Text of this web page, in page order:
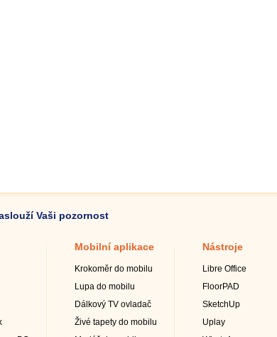
Vaši pozornost
Mobilní aplikace
Krokoměr do mobilu
Lupa do mobilu
Dálkový TV ovladač
Živé tapety do mobilu
Nástroje
Libre Office
FloorPAD
SketchUp
Uplay